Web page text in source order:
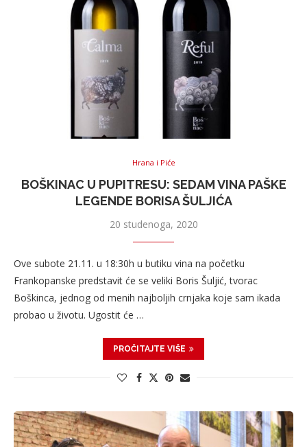
Hrana i Piće
BOŠKINAC U PUPITRESU: SEDAM VINA PAŠKE
LEGENDE BORISA ŠULJIĆA
20 studenoga, 2020
Ove subote 21.11. u 18:30h u butiku vina na početku
Frankopanske predstavit će se veliki Boris Šuljić, tvorac
Boškinca, jednog od menih najboljih crnjaka koje sam ikada
probao u životu. Ugostit će …
PROČITAJTE VIŠE